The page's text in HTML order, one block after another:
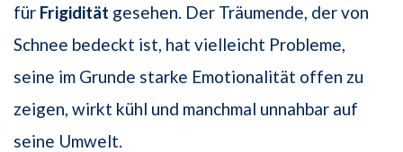
für Frigidität gesehen. Der Träumende, der von
Schnee bedeckt ist, hat vielleicht Probleme,
seine im Grunde starke Emotionalität offen zu
zeigen, wirkt kühl und manchmal unnahbar auf
seine Umwelt.